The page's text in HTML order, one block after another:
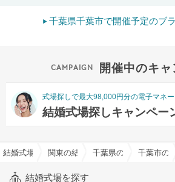
千葉県千葉市で開催予定のブ
開催中のキ
式場探しで最大98,000円分の電子マネ
結婚式場探しキャンペー
結婚式場を探すならハナユメ
関東の結婚式場千葉県の結婚式場
千葉市の
結婚式場を探す